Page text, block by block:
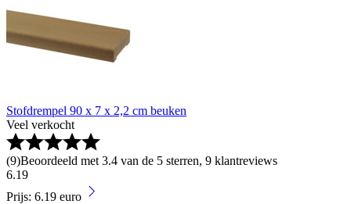
Stofdrempel 90 x 7 x 2,2 cm beuken
Veel verkocht
(9)Beoordeeld met 3.4 van de 5 sterren, 9 klantreviews
6.19
Prijs: 6.19 euro